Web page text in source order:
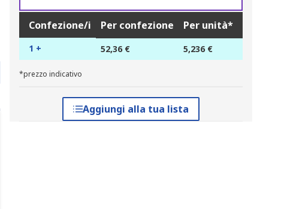
Confezione/i Per confezione Per unità*
1 + 52,36 € 5,236 €
*prezzo indicativo
Aggiungi alla tua lista